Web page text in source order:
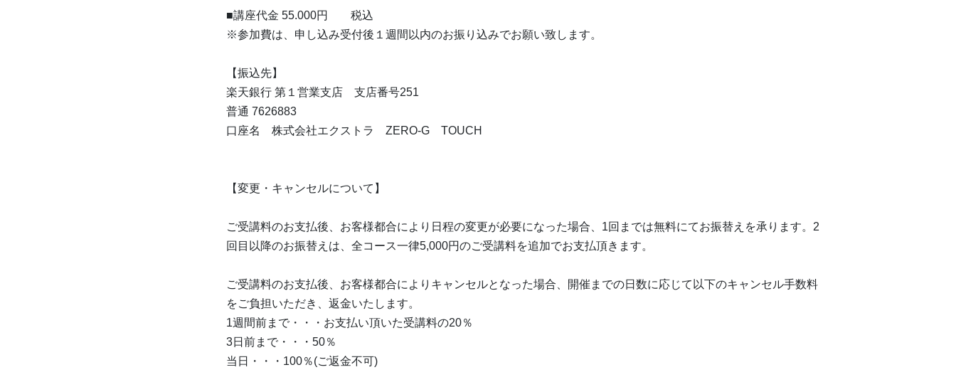
■講座代金 55.000円 税込
※参加費は、申し込み受付後１週間以内のお振り込みでお願い致します。
【振込先】
楽天銀行 第１営業支店 支店番号251
普通 7626883
口座名 株式会社エクストラ ZERO-G TOUCH
【変更・キャンセルについて】
ご受講料のお支払後、お客様都合により日程の変更が必要になった場合、1回までは無料にてお振替えを承ります。2
回目以降のお振替えは、全コース一律5,000円のご受講料を追加でお支払頂きます。
ご受講料のお支払後、お客様都合によりキャンセルとなった場合、開催までの日数に応じて以下のキャンセル手数料
をご負担いただき、返金いたします。
1週間前まで・・・お支払い頂いた受講料の20％
3日前まで・・・50％
当日・・・100％(ご返金不可)